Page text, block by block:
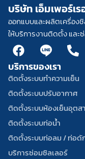
บริษัท เอ็มเพอร์เ
ออกแบบและผลิตเครื่อง
ให้บริการงานติดตั้ง และ
F
a
c
e
b
o
o
k
L
i
n
e
w
h
i
t
e
h
n
e
-
a
t
บริการของเรา
ติดตั้งระบบทำความเย็น
ติดตั้งระบบปรับอากาศ
ติดตั้งระบบห้องเย็นอุตส
ติดตั้งระบบท่อน้ำ
ติดตั้งระบบท่อลม / ท่อดั
บริการซ่อมซิลเลอร์